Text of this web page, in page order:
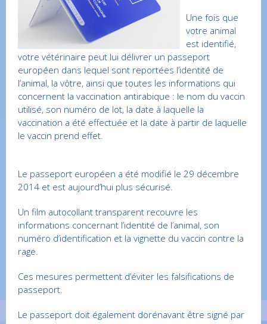
Une fois que
votre animal
est identifié,
votre vétérinaire peut lui délivrer un passeport
européen dans lequel sont reportées l’identité de
l’animal, la vôtre, ainsi que toutes les informations qui
concernent la vaccination antirabique : le nom du vaccin
utilisé, son numéro de lot, la date à laquelle la
vaccination a été effectuée et la date à partir de laquelle
le vaccin prend effet.
Le passeport européen a été modifié le 29 décembre
2014 et est aujourd’hui plus sécurisé.
Un film autocollant transparent recouvre les
informations concernant l’identité de l’animal, son
numéro d’identification et la vignette du vaccin contre la
rage.
Ces mesures permettent d’éviter les falsifications de
passeport.
Le passeport doit également dorénavant être signé par